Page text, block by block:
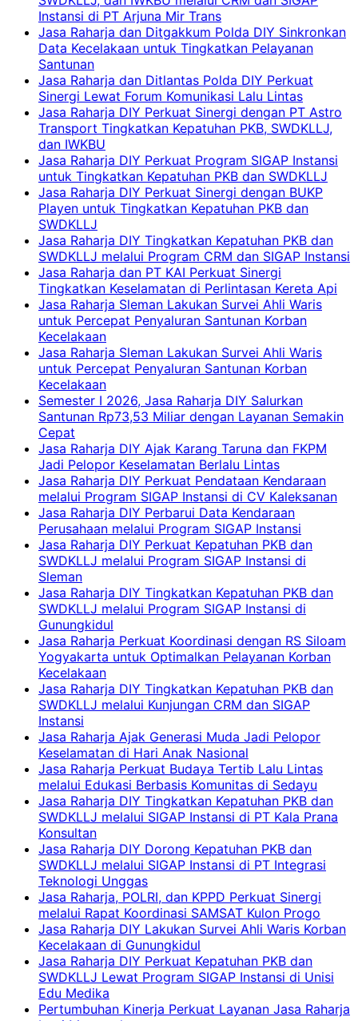
Instansi di PT Arjuna Mir Trans
Jasa Raharja dan Ditgakkum Polda DIY Sinkronkan
Data Kecelakaan untuk Tingkatkan Pelayanan
Santunan
Jasa Raharja dan Ditlantas Polda DIY Perkuat
Sinergi Lewat Forum Komunikasi Lalu Lintas
Jasa Raharja DIY Perkuat Sinergi dengan PT Astro
Transport Tingkatkan Kepatuhan PKB, SWDKLLJ,
dan IWKBU
Jasa Raharja DIY Perkuat Program SIGAP Instansi
untuk Tingkatkan Kepatuhan PKB dan SWDKLLJ
Jasa Raharja DIY Perkuat Sinergi dengan BUKP
Playen untuk Tingkatkan Kepatuhan PKB dan
SWDKLLJ
Jasa Raharja DIY Tingkatkan Kepatuhan PKB dan
SWDKLLJ melalui Program CRM dan SIGAP Instansi
Jasa Raharja dan PT KAI Perkuat Sinergi
Tingkatkan Keselamatan di Perlintasan Kereta Api
Jasa Raharja Sleman Lakukan Survei Ahli Waris
untuk Percepat Penyaluran Santunan Korban
Kecelakaan
Jasa Raharja Sleman Lakukan Survei Ahli Waris
untuk Percepat Penyaluran Santunan Korban
Kecelakaan
Semester I 2026, Jasa Raharja DIY Salurkan
Santunan Rp73,53 Miliar dengan Layanan Semakin
Cepat
Jasa Raharja DIY Ajak Karang Taruna dan FKPM
Jadi Pelopor Keselamatan Berlalu Lintas
Jasa Raharja DIY Perkuat Pendataan Kendaraan
melalui Program SIGAP Instansi di CV Kaleksanan
Jasa Raharja DIY Perbarui Data Kendaraan
Perusahaan melalui Program SIGAP Instansi
Jasa Raharja DIY Perkuat Kepatuhan PKB dan
SWDKLLJ melalui Program SIGAP Instansi di
Sleman
Jasa Raharja DIY Tingkatkan Kepatuhan PKB dan
SWDKLLJ melalui Program SIGAP Instansi di
Gunungkidul
Jasa Raharja Perkuat Koordinasi dengan RS Siloam
Yogyakarta untuk Optimalkan Pelayanan Korban
Kecelakaan
Jasa Raharja DIY Tingkatkan Kepatuhan PKB dan
SWDKLLJ melalui Kunjungan CRM dan SIGAP
Instansi
Jasa Raharja Ajak Generasi Muda Jadi Pelopor
Keselamatan di Hari Anak Nasional
Jasa Raharja Perkuat Budaya Tertib Lalu Lintas
melalui Edukasi Berbasis Komunitas di Sedayu
Jasa Raharja DIY Tingkatkan Kepatuhan PKB dan
SWDKLLJ melalui SIGAP Instansi di PT Kala Prana
Konsultan
Jasa Raharja DIY Dorong Kepatuhan PKB dan
SWDKLLJ melalui SIGAP Instansi di PT Integrasi
Teknologi Unggas
Jasa Raharja, POLRI, dan KPPD Perkuat Sinergi
melalui Rapat Koordinasi SAMSAT Kulon Progo
Jasa Raharja DIY Lakukan Survei Ahli Waris Korban
Kecelakaan di Gunungkidul
Jasa Raharja DIY Perkuat Kepatuhan PKB dan
SWDKLLJ Lewat Program SIGAP Instansi di Unisi
Edu Medika
Pertumbuhan Kinerja Perkuat Layanan Jasa Raharja